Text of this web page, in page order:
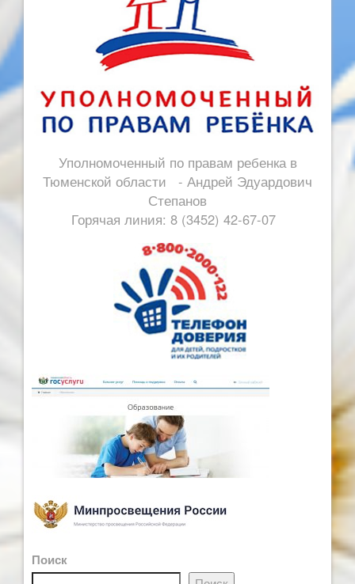
Уполномоченный по правам ребенка в
Тюменской области - Андрей Эдуардович
Степанов
Горячая линия: 8 (3452) 42-67-07
Поиск